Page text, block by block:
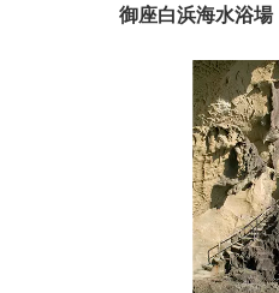
御座白浜海水浴場